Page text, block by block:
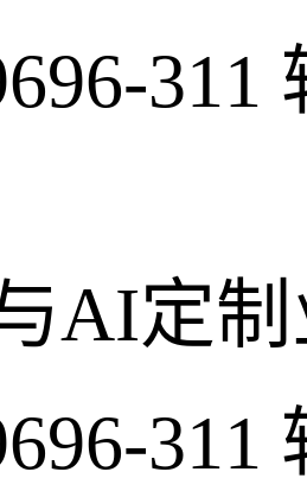
311
AI定
311